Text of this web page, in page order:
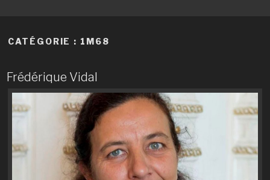
CATÉGORIE : 1M68
Frédérique Vidal